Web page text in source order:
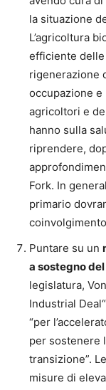
la situazione
L’agricoltura
efficiente
rigenerazione
occupazione
agricoltori e
hanno sulla
riprendere,
Fork. In
primario
Puntare su un
a sostegno
legislatura,
Industrial
“per
per sostenere
transizione”.
misure di